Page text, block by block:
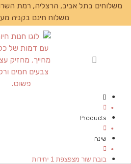
משלוחים בתל אביב, הרצליה, רמת
משלוח חינם בקניה מעל
Products
שינה
בובת שור מצפצפת 1 יחידות